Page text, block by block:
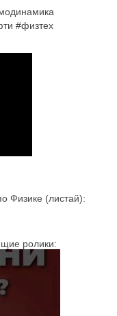
#физтех
Физике (листай):
ролики: